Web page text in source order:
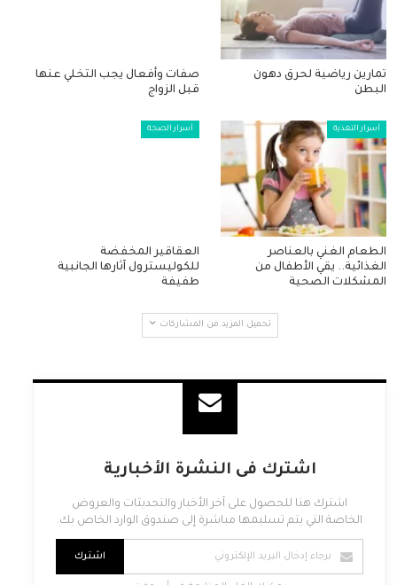
تمارين رياضية لحرق دهون
البطن
صفات وأفعال يجب التخلي عنها
قبل الزواج
أسرار التغذية
الطعام الغني بالعناصر
الغذائية.. يقي الأطفال من
المشكلات الصحية
أسرار الصحة
العقاقير المخفضة
للكوليسترول آثارها الجانبية
طفيفة
تحميل المزيد من المشاركات
اشترك فى النشرة الأخبارية
اشترك هنا للحصول على آخر الأخبار والتحديثات والعروض
الخاصة التي يتم تسليمها مباشرة إلى صندوق الوارد الخاص بك.
اشترك